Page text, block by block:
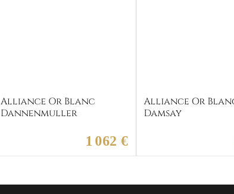
Alliance Or Blanc
Dannenmuller
1 062 €
Alliance Or
Damsay